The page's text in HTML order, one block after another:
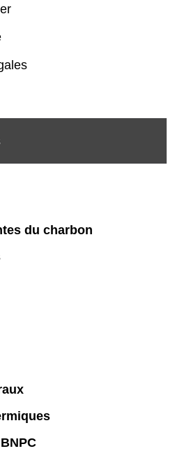
du charbon